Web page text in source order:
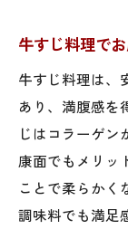
牛すじ料理で
牛すじ料理は、
あり、満腹感を
じはコラーゲン
康面でもメリッ
ことで柔らかく
調味料でも満足